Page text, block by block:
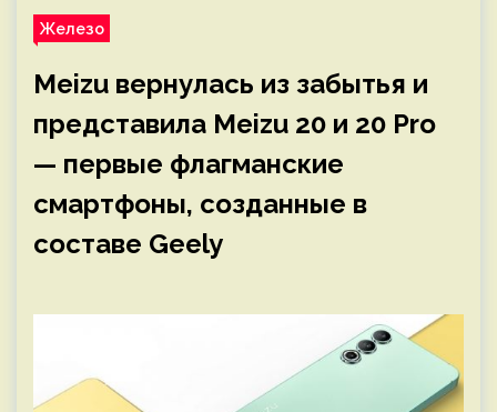
Железо
Meizu вернулась из забытья и
представила Meizu 20 и 20 Pro
— первые флагманские
смартфоны, созданные в
составе Geely